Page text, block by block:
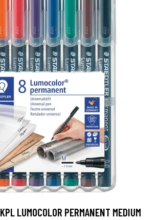
LUMOCOLOR PERMANENT MEDIUM